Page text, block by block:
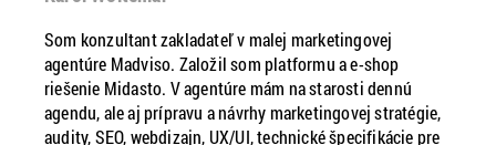
Som konzultant zakladateľ v malej marketingovej
agentúre Madviso. Založil som platformu a e-shop
riešenie Midasto. V agentúre mám na starosti dennú
agendu, ale aj prípravu a návrhy marketingovej stratégie,
audity, SEO, webdizajn, UX/UI, technické špecifikácie pre